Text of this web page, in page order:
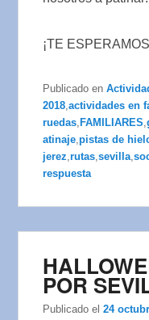
¡TE
Publicado en
2018 ,actividades en
ruedas ,FAMILIARES ,
atinaje ,pistas de
jerez ,rutas ,sevilla ,
respuesta
POR
Publicado el24